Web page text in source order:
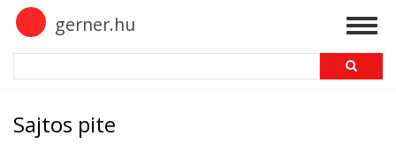
Skip
main
content
gerner.hu
Sajtos pite